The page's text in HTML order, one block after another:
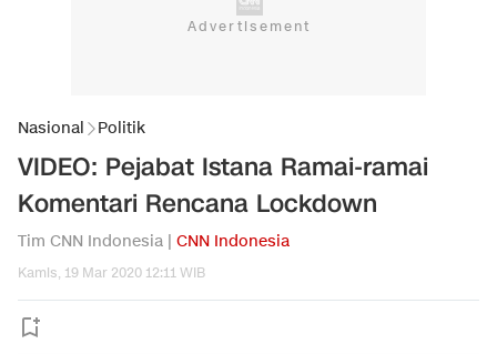
Nasional Politik
VIDEO: Pejabat Istana Ramai-ramai
Komentari Rencana Lockdown
Tim CNN Indonesia | CNN Indonesia
Kamis, 19 Mar 2020 12:11 WIB